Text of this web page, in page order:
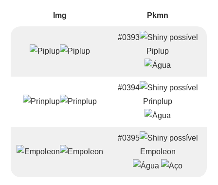
Img Pkmn
#0393
Piplup
#0394
Prinplup
#0395
Empoleon